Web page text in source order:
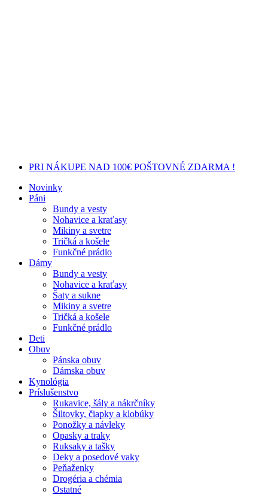
PRI NÁKUPE NAD 100€ POŠTOVNÉ ZDARMA !
Novinky
Páni
Bundy a vesty
Nohavice a kraťasy
Mikiny a svetre
Tričká a košele
Funkčné prádlo
Dámy
Bundy a vesty
Nohavice a kraťasy
Šaty a sukne
Mikiny a svetre
Tričká a košele
Funkčné prádlo
Deti
Obuv
Pánska obuv
Dámska obuv
Kynológia
Príslušenstvo
Rukavice, šály a nákrčníky
Šiltovky, čiapky a klobúky
Ponožky a návleky
Opasky a traky
Ruksaky a tašky
Deky a posedové vaky
Peňaženky
Drogéria a chémia
Ostatné